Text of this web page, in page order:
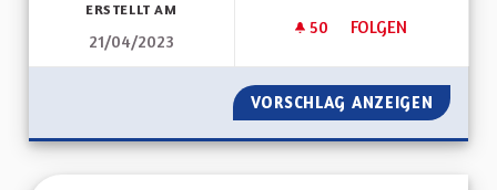
ERSTELLT AM
21/04/2023
50 50 FOLLOWER
FOLGEN
REDONNER LA
VORSCHLAG ANZEIGEN